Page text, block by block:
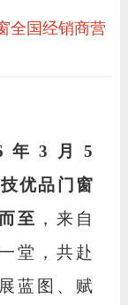
全国经销商营
年 3 月 5
优品门窗
至 ，来自
堂，共赴
蓝图、赋